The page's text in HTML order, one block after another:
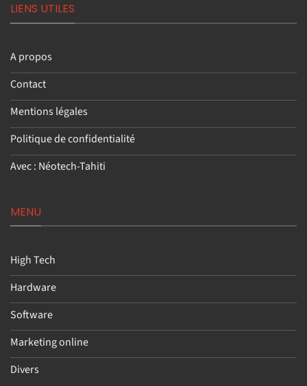
LIENS UTILES
A propos
Contact
Mentions légales
Politique de confidentialité
Avec : Néotech-Tahiti
MENU
High Tech
Hardware
Software
Marketing online
Divers